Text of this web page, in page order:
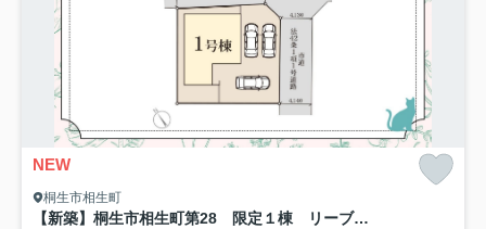
NEW
桐生市相生町
【新築】桐生市相生町第28 限定１棟 リーブルガーデン 新築建売